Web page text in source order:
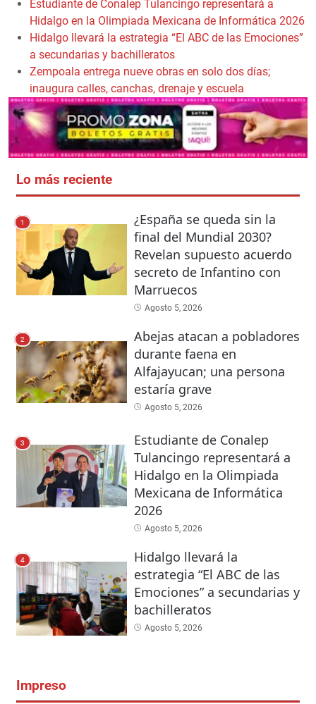
Estudiante de Conalep Tulancingo representará a
Hidalgo en la Olimpiada Mexicana de Informática 2026
Hidalgo llevará la estrategia “El ABC de las Emociones”
a secundarias y bachilleratos
Zempoala entrega nueve obras en solo dos días;
inaugura calles, canchas, drenaje y escuela
Lo más reciente
1
¿España se queda sin la
final del Mundial 2030?
Revelan supuesto acuerdo
secreto de Infantino con
Marruecos
Agosto 5, 2026
2
Abejas atacan a pobladores
durante faena en
Alfajayucan; una persona
estaría grave
Agosto 5, 2026
3
Estudiante de Conalep
Tulancingo representará a
Hidalgo en la Olimpiada
Mexicana de Informática
2026
Agosto 5, 2026
4
Hidalgo llevará la
estrategia “El ABC de las
Emociones” a secundarias y
bachilleratos
Agosto 5, 2026
Impreso